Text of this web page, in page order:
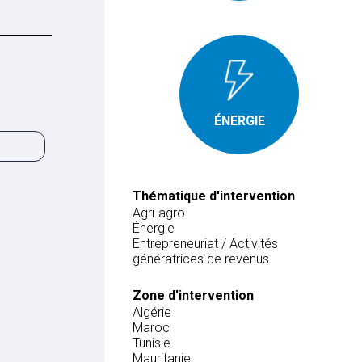
ÉNERGIE
Thématique d'intervention
Agri-agro
Énergie
Entrepreneuriat / Activités
génératrices de revenus
Zone d'intervention
Algérie
Maroc
Tunisie
Mauritanie